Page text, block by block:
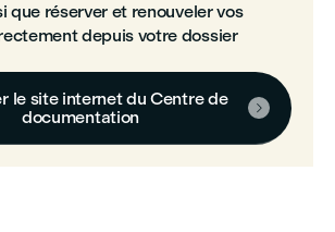
que réserver et renouveler vos
depuis votre dossier
le site internet du Centre de
documentation
